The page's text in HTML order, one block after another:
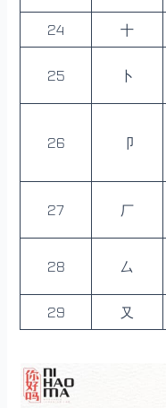
24
十
25 卜
26 卩
27 厂
28 厶
29
又